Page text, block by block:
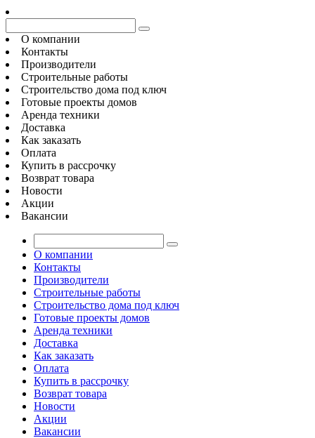
О компании
Контакты
Производители
Строительные работы
Строительство дома под ключ
Готовые проекты домов
Аренда техники
Доставка
Как заказать
Оплата
Купить в рассрочку
Возврат товара
Новости
Акции
Вакансии
О компании
Контакты
Производители
Строительные работы
Строительство дома под ключ
Готовые проекты домов
Аренда техники
Доставка
Как заказать
Оплата
Купить в рассрочку
Возврат товара
Новости
Акции
Вакансии